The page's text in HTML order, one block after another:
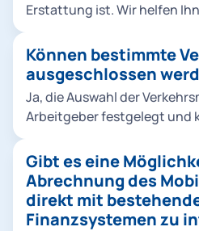
Erstattung ist. Wir helfen
Dienstleistungen. Weitere
der steuerfreie Sachbezug,
unternehmensinternen
Hierzu können wir Sie gerne
persönlichen Gesprächs
Können bestimmte
ausgeschlossen
Ja, die Auswahl der
Arbeitgeber festgelegt und
beispielsweise der Fall sein,
eine nachhaltige
umweltfreundliche
Gibt es eine
Abrechnung des
direkt mit
Finanzsystemen zu